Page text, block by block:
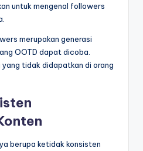
untuk mengenal followers
merupakan generasi
OOTD dapat dicoba.
tidak didapatkan di orang
berupa ketidak konsisten